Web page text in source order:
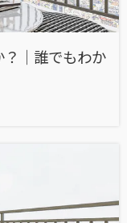
？｜誰でもわか